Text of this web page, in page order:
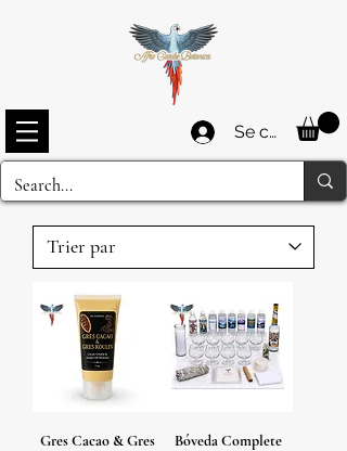
Se connecter
Gres Cacao & Gres
Bóveda Complete